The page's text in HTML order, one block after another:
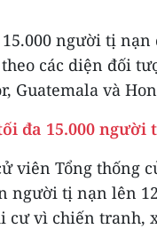
15.000 người tị
các diện đối
Guatemala và
đa 15.000
viên Tổng thống
người tị nạn lên
cư vì chiến tranh,